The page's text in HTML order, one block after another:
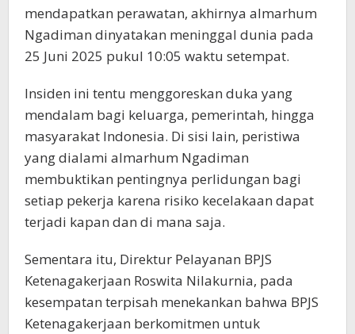
mendapatkan perawatan, akhirnya almarhum
Ngadiman dinyatakan meninggal dunia pada
25 Juni 2025 pukul 10:05 waktu setempat.
Insiden ini tentu menggoreskan duka yang
mendalam bagi keluarga, pemerintah, hingga
masyarakat Indonesia. Di sisi lain, peristiwa
yang dialami almarhum Ngadiman
membuktikan pentingnya perlidungan bagi
setiap pekerja karena risiko kecelakaan dapat
terjadi kapan dan di mana saja.
Sementara itu, Direktur Pelayanan BPJS
Ketenagakerjaan Roswita Nilakurnia, pada
kesempatan terpisah menekankan bahwa BPJS
Ketenagakerjaan berkomitmen untuk